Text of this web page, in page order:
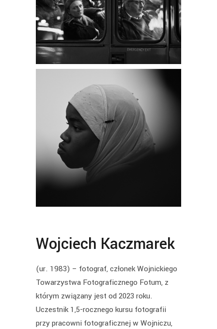
Wojciech Kaczmarek
(ur. 1983) – fotograf, członek Wojnickiego
Towarzystwa Fotograficznego Fotum, z
którym związany jest od 2023 roku.
Uczestnik 1,5-rocznego kursu fotografii
przy pracowni fotograficznej w Wojniczu,